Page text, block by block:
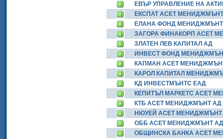
ЕВЪР УПРАВЛЕНИЕ НА
ЕКСПАТ АСЕТ
ЕЛАНА ФОНД
ЗАГОРА ФИНАКОРП АСЕТ
ЗЛАТЕН ЛЕВ КАПИТАЛ АД
ИНВЕСТ ФОНД
КАПМАН АСЕТ
КАРОЛ КАПИТАЛ
КД ИНВЕСТМЪНТС ЕАД
КЕПИТЪЛ МАРКЕТС АСЕТ
КТБ АСЕТ МЕНИДЖМЪНТ АД
НЮУЕЙ АСЕТ МЕНИДЖМЪНТ
ОББ АСЕТ МЕНИДЖМЪНТ АД
ОБЩИНСКА БАНКА АСЕТ